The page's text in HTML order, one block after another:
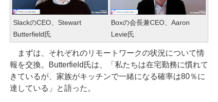
SlackのCEO、Stewart
Butterfield氏
Boxの会長兼CEO、Aaron
Levie氏
まずは、それぞれのリモートワークの状況について情
報を交換。Butterfield氏は、「私たちは在宅勤務に慣れて
きているが、家族がキッチンで一緒になる確率は80％に
達している」と語った。